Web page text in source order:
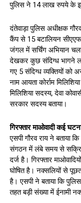
पुलिस ने 14 लाख रुपये के
दंतेवाड़ा पुलिस अधीक्षक
कैंप से 15 बटालियन
जंगल में सर्चिंग अभियान
देखकर कुछ संदिग्ध भागने
गए 5 संदिग्ध व्यक्तियों को
नाम आयता कोर्राम
मिलिशिया सदस्य, देवा
सरकार सदस्य बताया।
गिरफ्तार माओवादी कई
एसपी गौरव राय ने बताया
संगठन में लंबे समय से
दर्ज है। गिरफ्तार
घोषित है। नक्सलियों से
है। एसपी ने बताया कि
तहत बड़ी संख्या में ईनामी